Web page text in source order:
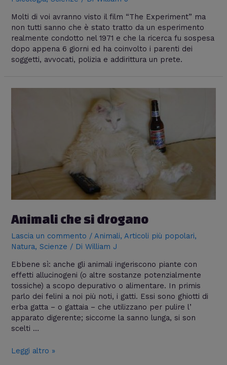
Molti di voi avranno visto il film “The Experiment” ma
non tutti sanno che è stato tratto da un esperimento
realmente condotto nel 1971 e che la ricerca fu sospesa
dopo appena 6 giorni ed ha coinvolto i parenti dei
soggetti, avvocati, polizia e addirittura un prete.
Animali che si drogano
Lascia un commento / Animali, Articoli più popolari,
Natura,Scienze / DiWilliam J
Ebbene sì: anche gli animali ingeriscono piante con
effetti allucinogeni (o altre sostanze potenzialmente
tossiche) a scopo depurativo o alimentare. In primis
parlo dei felini a noi più noti, i gatti. Essi sono ghiotti di
erba gatta – o gattaia – che utilizzano per pulire l’
apparato digerente; siccome la sanno lunga, si son
scelti …
Leggi altro »